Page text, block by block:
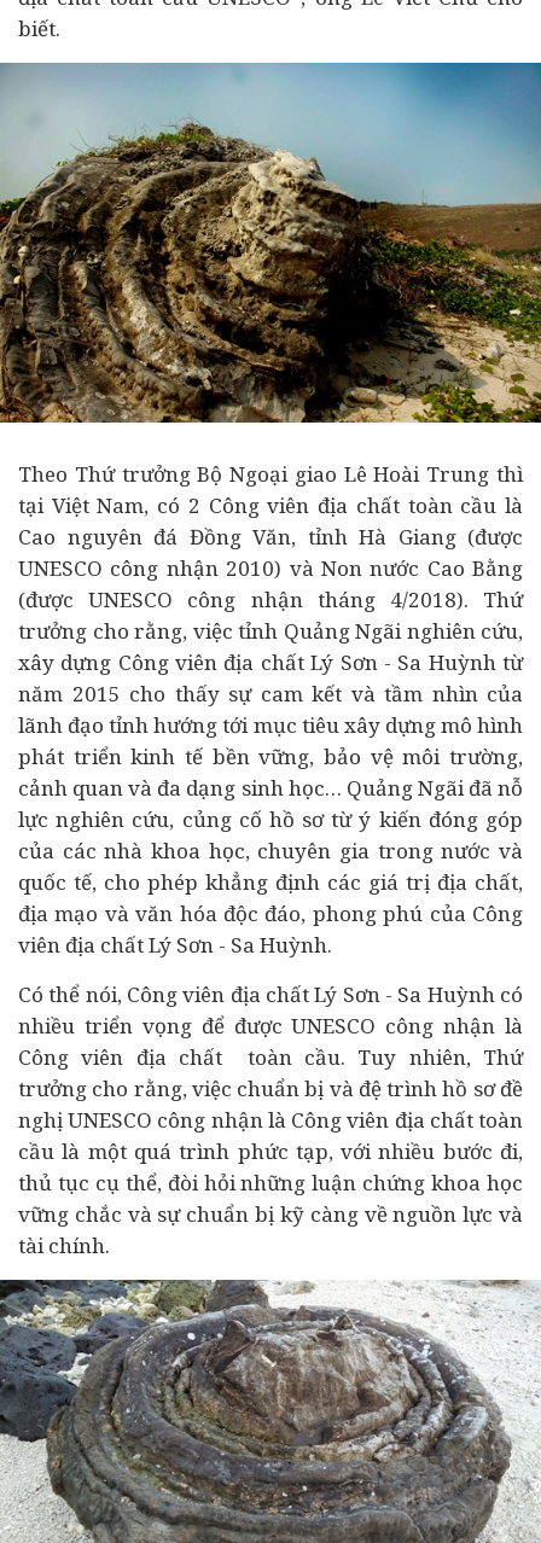
biết.
Theo Thứ trưởng Bộ Ngoại giao Lê Hoài Trung thì
tại Việt Nam, có 2 Công viên địa chất toàn cầu là
Cao nguyên đá Đồng Văn, tỉnh Hà Giang (được
UNESCO công nhận 2010) và Non nước Cao Bằng
(được UNESCO công nhận tháng 4/2018). Thứ
trưởng cho rằng, việc tỉnh Quảng Ngãi nghiên cứu,
xây dựng Công viên địa chất Lý Sơn - Sa Huỳnh từ
năm 2015 cho thấy sự cam kết và tầm nhìn của
lãnh đạo tỉnh hướng tới mục tiêu xây dựng mô hình
phát triểnkinh tế bền vững, bảo vệ môi trường,
cảnh quan và đa dạng sinh học… Quảng Ngãi đã nỗ
lực nghiên cứu, củng cố hồ sơ từ ý kiến đóng góp
của các nhà khoa học, chuyên gia trong nước và
quốc tế, cho phép khẳng định các giá trị địa chất,
địa mạo và văn hóa độc đáo, phong phú của Công
viên địa chất Lý Sơn - Sa Huỳnh.
Có thể nói, Công viên địa chấtLý Sơn - Sa Huỳnh có
nhiều triển vọng để được UNESCO công nhận là
Công viên địa chất
toàn cầu. Tuy nhiên, Thứ
trưởng cho rằng, việc chuẩn bị và đệ trình hồ sơ đề
nghị UNESCO công nhận là Công viên địa chấttoàn
cầu là một quá trình phức tạp, với nhiều bước đi,
thủ tục cụ thể, đòi hỏi những luận chứng khoa học
vững chắc và sự chuẩn bị kỹ càng về nguồn lực và
tài chính.